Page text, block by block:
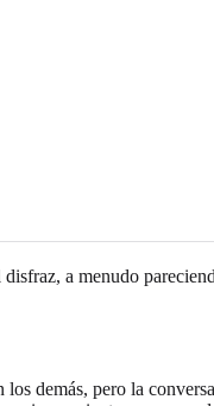
a menudo
demás, pero la